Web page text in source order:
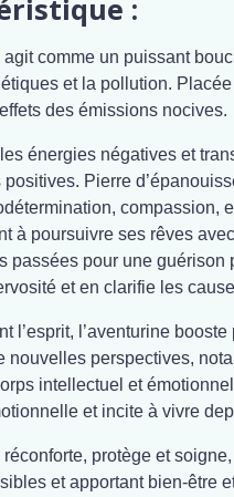
:
agit comme un puissant
et la pollution.
des émissions nocives.
énergies négatives et
Pierre
compassion,
à poursuivre ses rêves
passées pour une
et en clarifie les
l’esprit, l’aventurine
nouvelles perspectives,
intellectuel et
et incite à vivre
réconforte, protège et
et apportant bien-être